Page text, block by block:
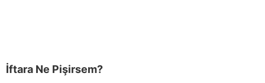
İftara Ne Pişirsem?